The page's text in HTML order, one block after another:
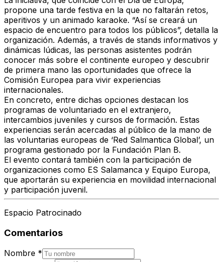
propone una tarde festiva en la que no faltarán retos,
aperitivos y un animado karaoke. “Así se creará un
espacio de encuentro para todos los públicos”, detalla la
organización. Además, a través de stands informativos y
dinámicas lúdicas, las personas asistentes podrán
conocer más sobre el continente europeo y descubrir
de primera mano las oportunidades que ofrece la
Comisión Europea para vivir experiencias
internacionales.
En concreto, entre dichas opciones destacan los
programas de voluntariado en el extranjero,
intercambios juveniles y cursos de formación. Estas
experiencias serán acercadas al público de la mano de
las voluntarias europeas de ‘Red Salmantica Global’, un
programa gestionado por la Fundación Plan B.
El evento contará también con la participación de
organizaciones como ES Salamanca y Equipo Europa,
que aportarán su experiencia en movilidad internacional
y participación juvenil.
Espacio Patrocinado
Comentarios
Nombre *